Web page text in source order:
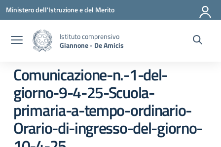
Vai ai contenuti
Vai al menu di navigazione
Vai al footer
Ministero dell'Istruzione e del Merito
Istituto comprensivo
Giannone - De Amicis
Comunicazione-n.-1-del-
giorno-9-4-25-Scuola-
primaria-a-tempo-ordinario-
Orario-di-ingresso-del-giorno-